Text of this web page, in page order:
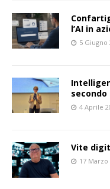
l’AI in
5 Giugno
secondo
4 Aprile
Vite
17 Marzo